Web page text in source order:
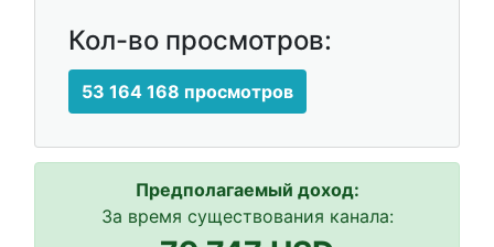
Кол-во просмотров:
53 164 168 просмотров
Предполагаемый доход:
За время существования канала: